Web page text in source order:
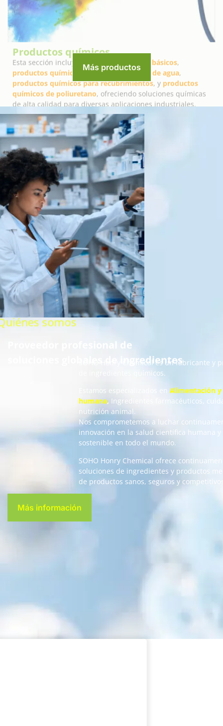
Más productos
Quiénes somos
soluciones globales de ingredientes
SOHO Honry Chemical es un fabricante y proveedor mundial
Estamos especializados en Alimentación y bebidas,Nutrición
Ingredientes farmacéuticos, cuidado personal y
Nos comprometemos a luchar continuamente por la
innovación en la salud científica humana y el desarrollo
sostenible en todo el mundo.
SOHO Honry Chemical ofrece continuamente a sus clientes
soluciones de ingredientes y productos mediante la creación
de productos sanos, seguros y competitivos.
Más información